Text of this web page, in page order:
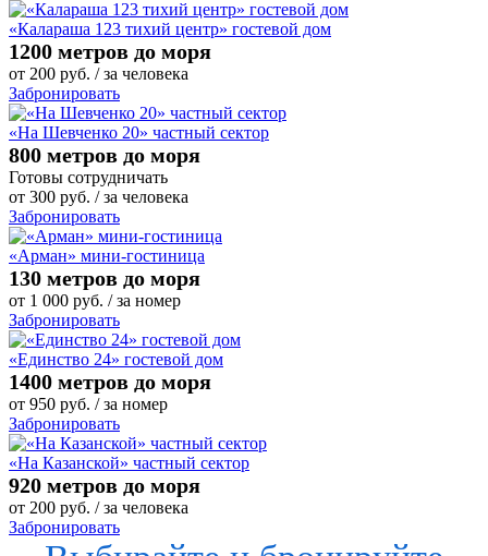
«Калараша 123 тихий центр» гостевой дом
1200 метров до моря
от 200 руб. / за человека
Забронировать
«На Шевченко 20» частный сектор
800 метров до моря
Готовы сотрудничать
от 300 руб. / за человека
Забронировать
«Арман» мини-гостиница
130 метров до моря
от 1 000 руб. / за номер
Забронировать
«Единство 24» гостевой дом
1400 метров до моря
от 950 руб. / за номер
Забронировать
«На Казанской» частный сектор
920 метров до моря
от 200 руб. / за человека
Забронировать